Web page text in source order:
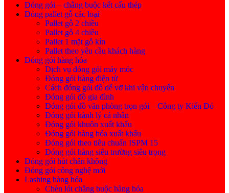
Đóng gói – chằng buộc kết cấu thép
Đóng pallet gỗ các loại
Pallet gỗ 2 chiều
Pallet gỗ 4 chiều
Pallet 1 mặt gỗ kín
Pallet theo yêu cầu khách hàng
Đóng gói hàng hóa
Dịch vụ đóng gói máy móc
Đóng gói hàng điện tử
Cách đóng gói đồ dễ vỡ khi vận chuyển
Đóng gói đồ gia đình
Đóng gói đồ văn phòng trọn gói – Công ty Kiến Đỏ
Đóng gói hành lý cá nhân
Đóng gói khuôn xuất khẩu
Đóng gói hàng hóa xuất khẩu
Đóng gói theo tiêu chuẩn ISPM 15
Đóng gói hàng siêu trường siêu trọng
Đóng gói hút chân không
Đóng gói công nghệ mới
Lashing hàng hóa
Chèn lót chằng buộc hàng hóa